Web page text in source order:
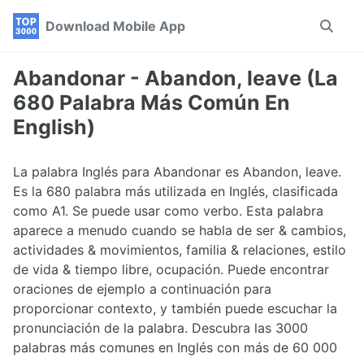
Skip
navigation
Skip
Skip
Download Mobile App
Toggle
Abandonar - Abandon, leave (La
680 Palabra Más Común En
English)
La palabra Inglés para Abandonar es Abandon, leave.
Es la 680 palabra más utilizada en Inglés, clasificada
como A1. Se puede usar como verbo. Esta palabra
aparece a menudo cuando se habla de ser & cambios,
actividades & movimientos, familia & relaciones, estilo
de vida & tiempo libre, ocupación. Puede encontrar
oraciones de ejemplo a continuación para
proporcionar contexto, y también puede escuchar la
pronunciación de la palabra. Descubra las 3000
palabras más comunes en Inglés con más de 60 000